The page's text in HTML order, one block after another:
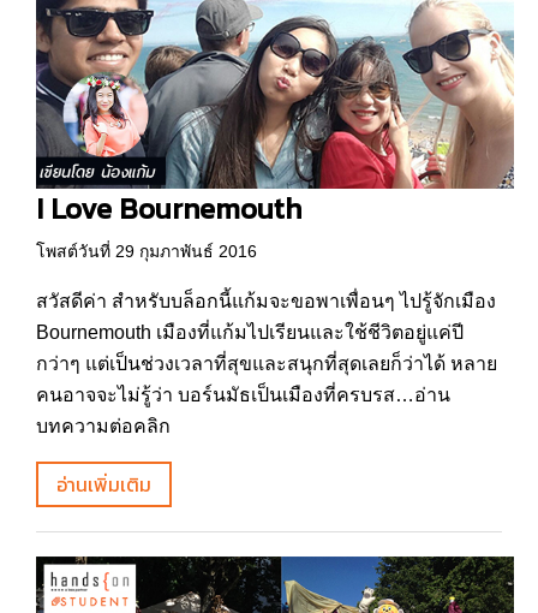
I Love Bournemouth
โพสต์วันที่ 29 กุมภาพันธ์ 2016
สวัสดีค่า สำหรับบล็อกนี้แก้มจะขอพาเพื่อนๆ ไปรู้จักเมือง
Bournemouth เมืองที่แก้มไปเรียนและใช้ชีวิตอยู่แค่ปี
กว่าๆ แต่เป็นช่วงเวลาที่สุขและสนุกที่สุดเลยก็ว่าได้ หลาย
คนอาจจะไม่รู้ว่า บอร์นมัธเป็นเมืองที่ครบรส…อ่าน
บทความต่อคลิก
อ่านเพิ่มเติม